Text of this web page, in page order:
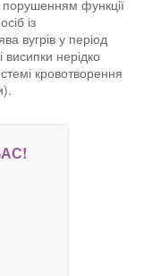
порушенням функції
із
вугрів у період
висипки нерідко
кровотворення